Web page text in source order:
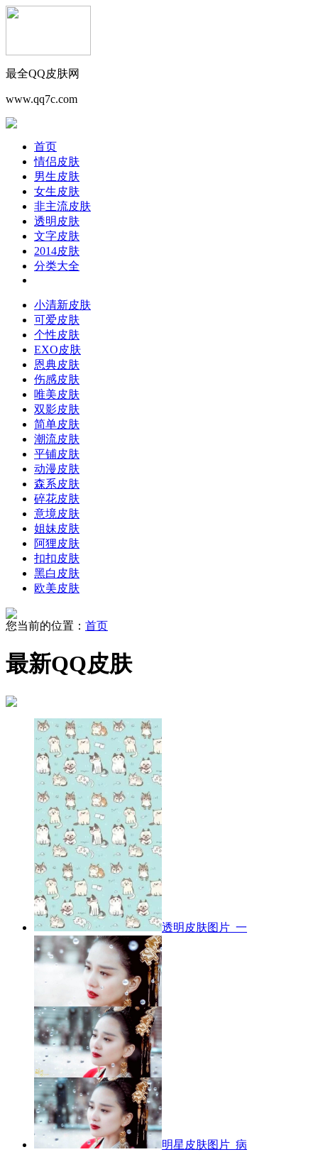
最全QQ皮肤网
www.qq7c.com
首页
情侣皮肤
男生皮肤
女生皮肤
非主流皮肤
透明皮肤
文字皮肤
2014皮肤
分类大全
小清新皮肤
可爱皮肤
个性皮肤
EXO皮肤
恩典皮肤
伤感皮肤
唯美皮肤
双影皮肤
简单皮肤
潮流皮肤
平铺皮肤
动漫皮肤
森系皮肤
碎花皮肤
意境皮肤
姐妹皮肤
阿狸皮肤
扣扣皮肤
黑白皮肤
欧美皮肤
您当前的位置： 首页
最新QQ皮肤
透明皮肤图片_一
明星皮肤图片_病